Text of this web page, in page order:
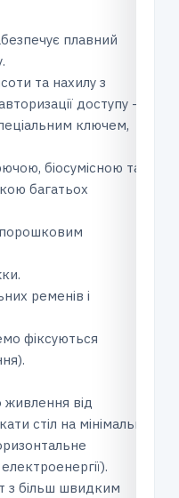
плавний
та нахилу з
доступу –
ключем,
біосумісною та
багатьох
порошковим
ременів і
фіксуються
від
стіл на мінімальну
з більш швидким